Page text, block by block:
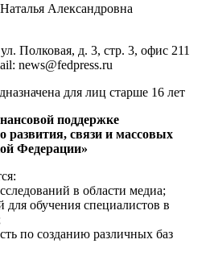
Александровна
Полковая, д. 3, стр. 3, офис 211
news@fedpress.ru
для лиц старше 16 лет
поддержке
развития, связи и массовых
Федерации»
в области медиа;
для обучения специалистов в
по созданию различных баз